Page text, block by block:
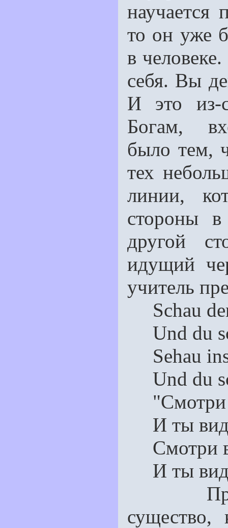
научается
то он уже
в
себя. Вы
И это из-
Богам,
было тем,
тех
линии,
стороны
другой
идущий
учитель
Schau
Und du
Sehau
Und du
"Смотри
И ты
Смотри
И ты
существо,